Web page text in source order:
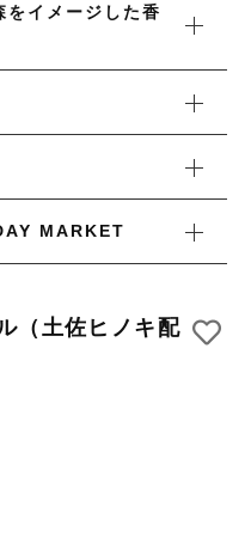
イメージした香
MARKET
（土佐ヒノキ配
ト